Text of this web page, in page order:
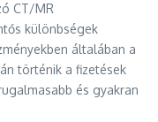
CT/MR
különbségek
általában a
történik a fizetések
és gyakran